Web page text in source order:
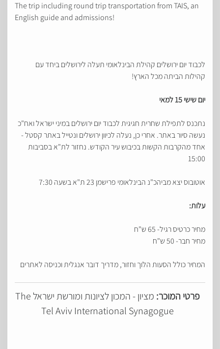
The trip including round trip transportation from TAIS, an
English guide and admissions!
לכבוד יום ירושלים קהילת הבינלאומי תעלה לירושלים ביחד עם
קהילות הביתה מכל הארץ!
יום שישי 15 למאי
נתכנס לתפילת שחרית חגיגית לכבוד יום ירושלים במיני ישראל ואח"כ
נעשה סיור באתר. אחרי כן, נעלה לכיוון ירושלים ונטייל באתר קסטל -
אחד מהקרבות הקשות בכיבוש עיר הקודש. נחזור לת"א בסביבות
15:00
אוטובוס יצא מביהכ"נ הבינלאומי פרישמן 23 ת"א בשעה 7:30
עלות:
מחיר כרטיס רגיל- 65 ש"ח
מחיר חבר- 50 ש"ח
המחיר כולל הסעות הלוך וחזור, מדריך דובר אנגלית וכניסה לאתרים
פרטי המוכר:
מציון - המכון לציונות ומורשת ישראל The
Tel Aviv International Synagogue